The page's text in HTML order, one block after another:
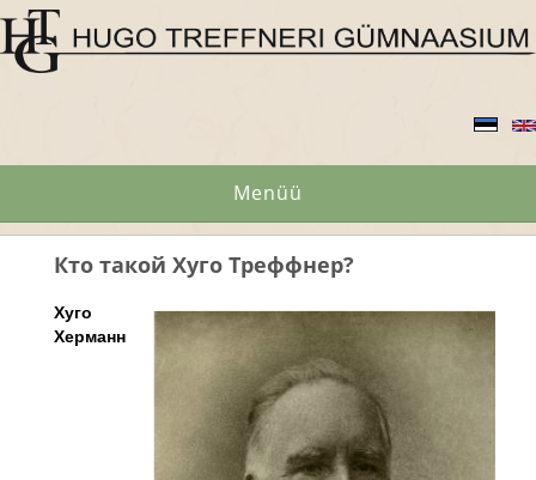
Menüü
Кто такой Хуго Треффнер?
Хуго
Херманн